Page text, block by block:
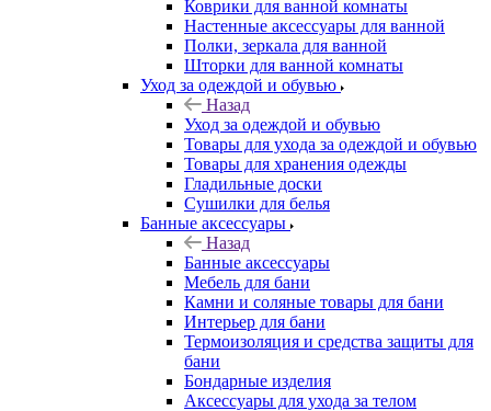
Коврики для ванной комнаты
Настенные аксессуары для ванной
Полки, зеркала для ванной
Шторки для ванной комнаты
Уход за одеждой и обувью
Назад
Уход за одеждой и обувью
Товары для ухода за одеждой и обувью
Товары для хранения одежды
Гладильные доски
Сушилки для белья
Банные аксессуары
Назад
Банные аксессуары
Мебель для бани
Камни и соляные товары для бани
Интерьер для бани
Термоизоляция и средства защиты для
бани
Бондарные изделия
Аксеcсуары для ухода за телом